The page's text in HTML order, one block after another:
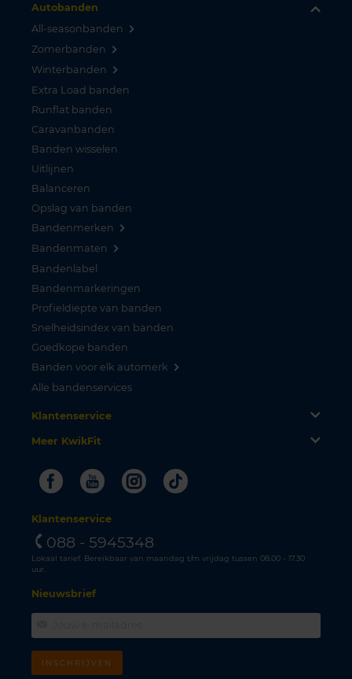
Autobanden
All-seasonbanden
Zomerbanden
Winterbanden
Extra Load banden
Runflat banden
Caravanbanden
Banden wisselen
Uitlijnen
Balanceren
Opslag van banden
Bandenmerken
Bandenmaten
Bandenlabel
Bandenmarkeringen
Profieldiepte van banden
Snelheidsindex van banden
Goedkope banden
Banden voor elk automerk
Alle bandenservices
Klantenservice
Meer KwikFit
FacebookYoutubeInstagram
Tiktok
Klantenservice
088 - 5945348
Lokaal tarief. Bereikbaar van maandag t/m vrijdag tussen 08.00 - 17.30
uur.
Nieuwsbrief
INSCHRIJVEN